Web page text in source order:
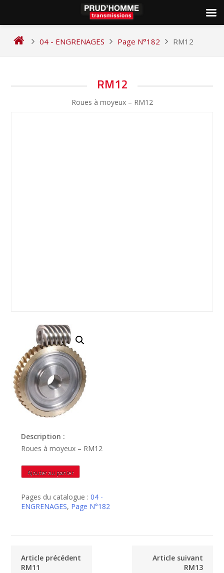
04 - ENGRENAGES Page N°182 RM12
RM12
Roues à moyeux – RM12
Description :
Roues à moyeux – RM12
quantité
de
Ajouter au panier
Pages du catalogue :04 -
ENGRENAGES, Page N°182
Article précédent
RM11
Article suivant
RM13